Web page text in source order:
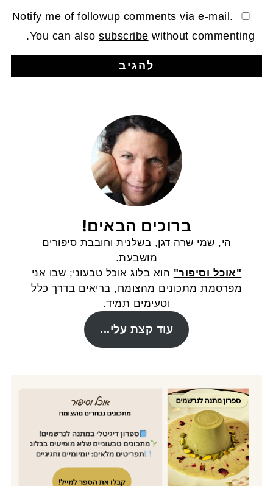
Notify me of followup comments via e-mail.
You can alsosubscribe without commenting.
ברוכים הבאים!
הי, שמי שרה דגן, בשלנית וחובבת סיפורים
מושבעת.
"אוכל וסיפור" הוא בלוג אוכל טבעוני; שבו אני
מפרסמת מתכונים מהצומח, בריאים בדרך כלל
וטעימים תמיד.
עוד קצת עלי...